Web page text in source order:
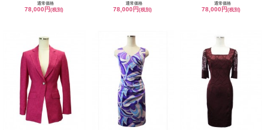
通常価格
78,000円(税別)
通常価格
78,000円(税別)
通常価格
78,000円(税別)